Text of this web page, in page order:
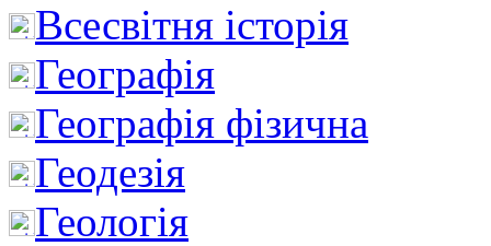
Всесвітня історія
Географія
Географія фізична
Геодезія
Геологія